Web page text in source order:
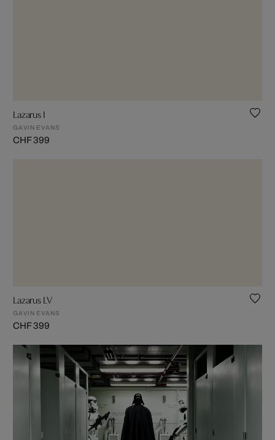
Lazarus I
GAVIN EVANS
CHF 399
Lazarus LV
GAVIN EVANS
CHF 399